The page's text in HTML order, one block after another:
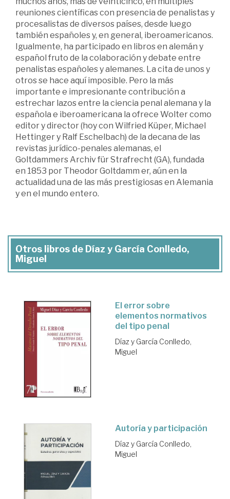
reuniones científicas con presencia de penalistas y
procesalistas de diversos países, desde luego
también españoles y, en general, iberoamericanos.
Igualmente, ha participado en libros en alemán y
español fruto de la colaboración y debate entre
penalistas españoles y alemanes. La cita de unos y
otros se hace aquí imposible. Pero la más
importante e impresionante contribución a
estrechar lazos entre la ciencia penal alemana y la
española e iberoamericana la ofrece Wolter como
editor y director (hoy con Wilfried Küper, Michael
Hettinger y Ralf Eschelbach) de la decana de las
revistas jurídico-penales alemanas, el
Goltdammers Archiv für Strafrecht (GA), fundada
en 1853 por Theodor Goltdamm er, aún en la
actualidad una de las más prestigiosas en Alemania
y en el mundo entero.
Otros libros de Díaz y García Conlledo,
Miguel
El error sobre
elementos normativos
del tipo penal
Díaz y García Conlledo,
Miguel
Autoría y participación
Díaz y García Conlledo,
Miguel